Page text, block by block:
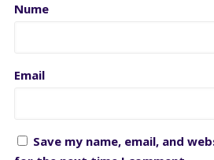
Nume
Email
Save my name, email, and